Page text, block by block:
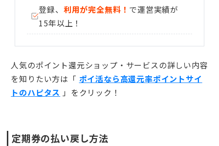
登録、 利用が完全無料！ で運営実績が
15年以上！
人気のポイント還元ショップ・サービスの詳しい内容
を知りたい方は「 ポイ活なら高還元率ポイントサイ
トのハピタス 」をクリック！
定期券の払い戻し方法